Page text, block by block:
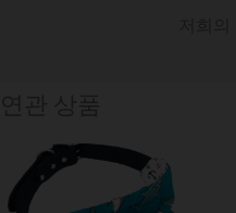
가
격
범